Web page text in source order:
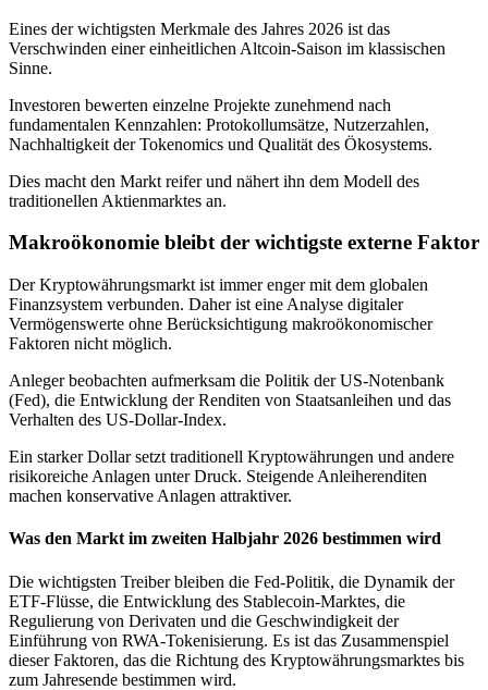
Eines der wichtigsten Merkmale des Jahres 2026 ist das
Verschwinden einer einheitlichen Altcoin-Saison im klassischen
Sinne.
Investoren bewerten einzelne Projekte zunehmend nach
fundamentalen Kennzahlen: Protokollumsätze, Nutzerzahlen,
Nachhaltigkeit der Tokenomics und Qualität des Ökosystems.
Dies macht den Markt reifer und nähert ihn dem Modell des
traditionellen Aktienmarktes an.
Makroökonomie bleibt der wichtigste externe Faktor
Der Kryptowährungsmarkt ist immer enger mit dem globalen
Finanzsystem verbunden. Daher ist eine Analyse digitaler
Vermögenswerte ohne Berücksichtigung makroökonomischer
Faktoren nicht möglich.
Anleger beobachten aufmerksam die Politik der US-Notenbank
(Fed), die Entwicklung der Renditen von Staatsanleihen und das
Verhalten des US-Dollar-Index.
Ein starker Dollar setzt traditionell Kryptowährungen und andere
risikoreiche Anlagen unter Druck. Steigende Anleiherenditen
machen konservative Anlagen attraktiver.
Was den Markt im zweiten Halbjahr 2026 bestimmen wird
Die wichtigsten Treiber bleiben die Fed-Politik, die Dynamik der
ETF-Flüsse, die Entwicklung des Stablecoin-Marktes, die
Regulierung von Derivaten und die Geschwindigkeit der
Einführung von RWA-Tokenisierung. Es ist das Zusammenspiel
dieser Faktoren, das die Richtung des Kryptowährungsmarktes bis
zum Jahresende bestimmen wird.